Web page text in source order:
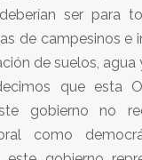
ser para
de campesinos e
de suelos, agua
que esta
gobierno no
como